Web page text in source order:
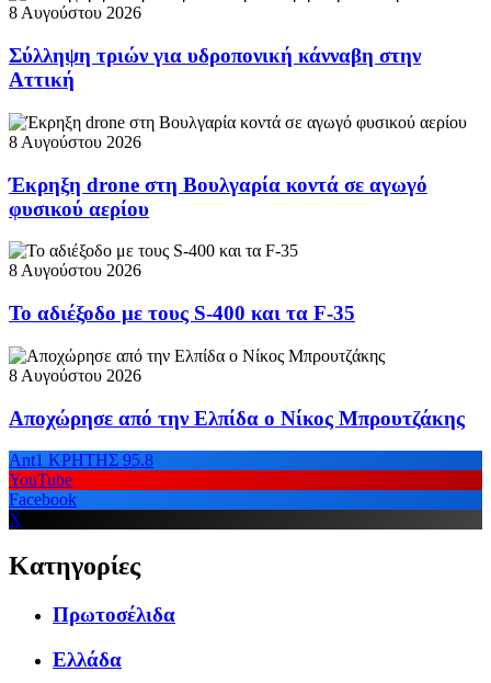
8 Αυγούστου 2026
Σύλληψη τριών για υδροπονική κάνναβη στην
Αττική
8 Αυγούστου 2026
Έκρηξη drone στη Βουλγαρία κοντά σε αγωγό
φυσικού αερίου
8 Αυγούστου 2026
Το αδιέξοδο με τους S-400 και τα F-35
8 Αυγούστου 2026
Αποχώρησε από την Ελπίδα ο Νίκος Μπρουτζάκης
Ant1 ΚΡΗΤΗΣ 95.8
YouTube
Facebook
X
Κατηγορίες
Πρωτοσέλιδα
Ελλάδα